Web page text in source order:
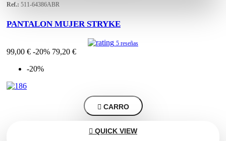
Ref.: 511-64386ABR
PANTALON MUJER STRYKE
5 reseñas
99,00 € -20% 79,20 €
-20%
 CARRO
 QUICK VIEW